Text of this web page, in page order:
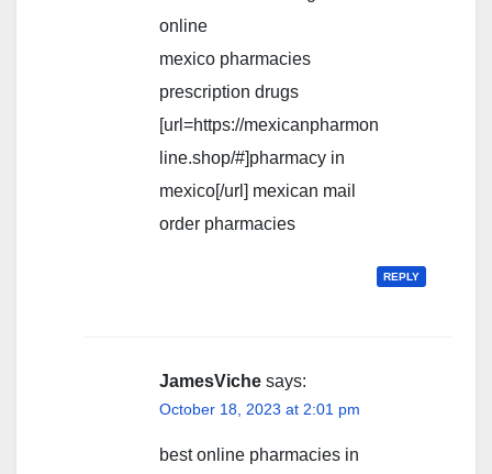
online
mexico pharmacies
prescription drugs
[url=https://mexicanpharmon
line.shop/#]pharmacy in
mexico[/url] mexican mail
order pharmacies
REPLY
JamesViche says:
October 18, 2023 at 2:01 pm
best online pharmacies in